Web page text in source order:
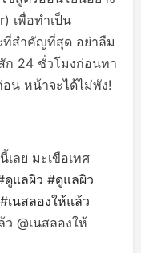
เพื่อทำเป็น
ที่สำคัญที่สุด อย่าลืม
ก 24 ชั่วโมงก่อนทา
น หน้าจะได้ไม่พัง!
ลย มะเขือเทศ
ดูแลผิว #ดูแลผิว
#เนสลองให้แล้ว
@เนสลองให้